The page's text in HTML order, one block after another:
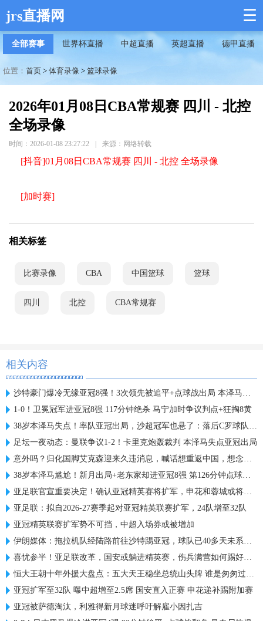
jrs直播网 ☰
全部赛事 世界杯直播 中超直播 英超直播 德甲直播
位置： 首页 > 体育录像 > 篮球录像
2026年01月08日CBA常规赛 四川 - 北控
全场录像
时间：2026-01-08 23:27:22 来源：网络转载
[抖音]01月08日CBA常规赛 四川 - 北控 全场录像
[加时赛]
相关标签
比赛录像 CBA 中国篮球 篮球
四川 北控 CBA常规赛
相关内容
沙特豪门爆冷无缘亚冠8强！3次领先被追平+点球战出局 本泽马失点
1-0！卫冕冠军进亚冠8强 117分钟绝杀 马宁加时争议判点+狂掏8黄
38岁本泽马失点！率队亚冠出局，沙超冠军也悬了：落后C罗球队5分
足坛一夜动态：曼联争议1-2！卡里克炮轰裁判 本泽马失点亚冠出局
意外吗？归化国脚艾克森迎来久违消息，喊话想重返中国，想念球迷
38岁本泽马尴尬！新月出局+老东家却进亚冠8强 第126分钟点球绝杀
亚足联官宣重要决定！确认亚冠精英赛将扩军，申花和蓉城或将受益
亚足联：拟自2026-27赛季起对亚冠精英联赛扩军，24队增至32队
亚冠精英联赛扩军势不可挡，中超入场券或被增加
伊朗媒体：拖拉机队经陆路前往沙特踢亚冠，球队已40多天未系统训练
喜忧参半！亚足联改革，国安或躺进精英赛，伤兵满营如何踢好比赛
恒大王朝十年外援大盘点：五大天王稳坐总统山头牌 谁是匆匆过客？
亚冠扩军至32队 曝中超增至2.5席 国安直入正赛 申花递补踢附加赛
亚冠被萨德淘汰，利雅得新月球迷呼吁解雇小因扎吉